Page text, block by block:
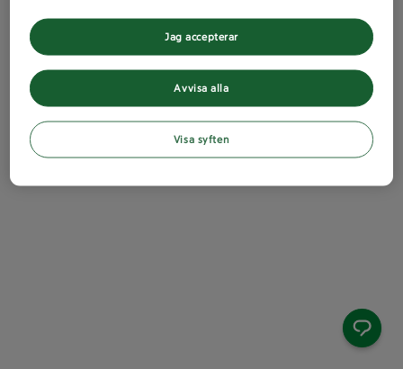
Avvisa alla
Jag accepterar
Visa syften